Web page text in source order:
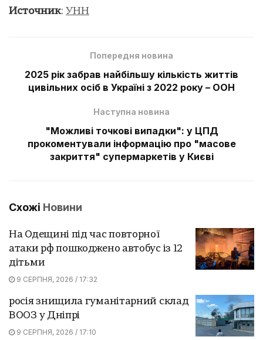
Источник: УНН
Попередня новина
2025 рік забрав найбільшу кількість життів
цивільних осіб в Україні з 2022 року – ООН
Наступна новина
"Можливі точкові випадки": у ЦПД
прокоментували інформацію про "масове
закриття" супермаркетів у Києві
Схожі Новини
На Одещині під час повторної
атаки рф пошкоджено автобус із 12
дітьми
9 СЕРПНЯ, 2026 / 17:32
росія знищила гуманітарний склад
ВООЗ у Дніпрі
9 СЕРПНЯ, 2026 / 17:10